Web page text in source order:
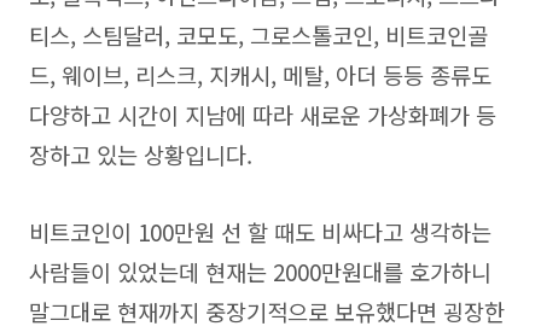
티스, 스팀달러, 코모도, 그로스톨코인, 비트코인골
드, 웨이브, 리스크, 지캐시, 메탈, 아더 등등 종류도
다양하고 시간이 지남에 따라 새로운 가상화폐가 등
장하고 있는 상황입니다.
비트코인이 100만원 선 할 때도 비싸다고 생각하는
사람들이 있었는데 현재는 2000만원대를 호가하니
말그대로 현재까지 중장기적으로 보유했다면 굉장한